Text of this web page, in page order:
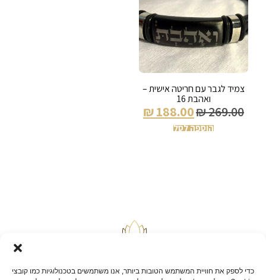
כדי לספק את חוויית המשתמש הטובות ביותר, אנו משתמשים בטכנולוגיות כמו קובצי
צמיד לגבר עם חריטה אישית –
ואהבת 16
₪269.00
₪188.00
הוספה לסל